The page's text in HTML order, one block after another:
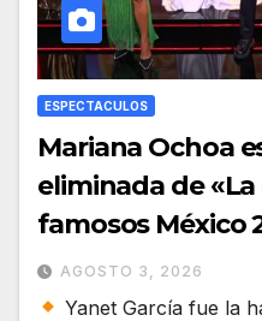
ESPECTACULOS
Mariana Ochoa
eliminada de «La
famosos México
AGOSTO 3, 2026
Yanet García fue la